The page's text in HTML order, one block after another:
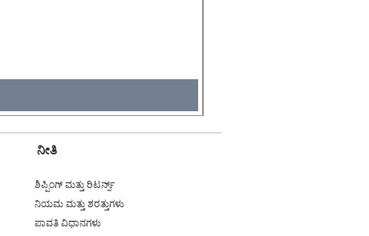
ನೀತಿ
ಶಿಪ್ಪಿಂಗ್ ಮತ್ತು ರಿಟರ್ನ್ಸ್
ನಿಯಮ ಮತ್ತು ಶರತ್ತುಗಳು
ಪಾವತಿ ವಿಧಾನಗಳು